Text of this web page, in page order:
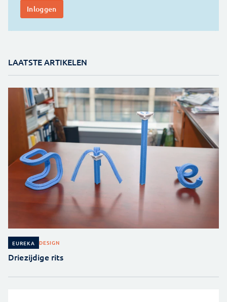
LAATSTE ARTIKELEN
EUREKA DESIGN
Driezijdige rits